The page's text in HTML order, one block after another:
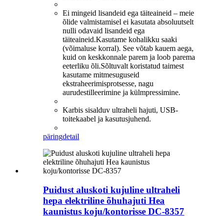
Ei mingeid lisandeid ega täiteaineid – meie
õlide valmistamisel ei kasutata absoluutselt
nulli odavaid lisandeid ega
täiteaineid.Kasutame kohalikku saaki
(võimaluse korral). See võtab kauem aega,
kuid on keskkonnale parem ja loob parema
eeterliku õli.Sõltuvalt koristatud taimest
kasutame mitmesuguseid
ekstraheerimisprotsesse, nagu
aurudestilleerimine ja külmpressimine.
Karbis sisalduv ultraheli hajuti, USB-
toitekaabel ja kasutusjuhend.
päringdetail
Puidust aluskoti kujuline ultraheli
hepa elektriline õhuhajuti Hea
kaunistus koju/kontorisse DC-8357